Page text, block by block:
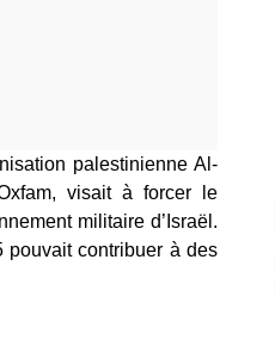
palestinienne Al-
visait à forcer le
militaire d’Israël.
pouvait contribuer à des